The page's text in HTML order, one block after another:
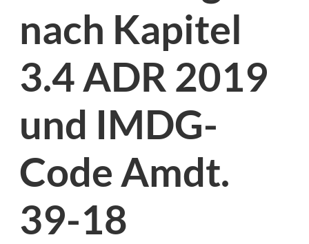
nach Kapitel
3.4 ADR 2019
und IMDG-
Code Amdt.
39-18